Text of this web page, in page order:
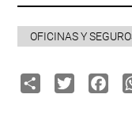
OFICINAS Y
Share